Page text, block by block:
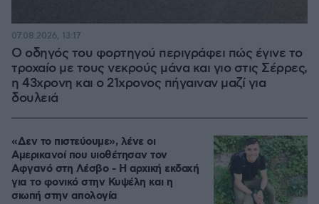
Ο οδηγός του φορτηγού περιγράφει πώς έγινε το
τροχαίο με τους νεκρούς μάνα και γιο στις Σέρρες,
η 43χρονη και ο 21χρονος πήγαιναν μαζί για
δουλειά
07.08.2026, 13:17
«Δεν το πιστεύουμε», λένε οι
Αμερικανοί που υιοθέτησαν τον
Αφγανό στη Λέσβο - Η αρχική εκδοχή
για το φονικό στην Κυψέλη και η
σιωπή στην απολογία